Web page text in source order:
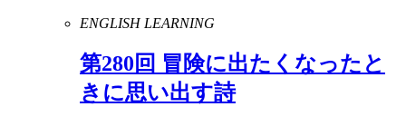
ENGLISH LEARNING
第280回 冒険に出たくなったと
きに思い出す詩